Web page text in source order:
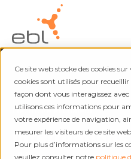
Ce site web stocke des cookies
cookies sont utilisés pour
façon dont vous interagissez
utilisons ces informations pour
votre expérience de navigation,
mesurer les visiteurs de ce site
Pour plus d’informations sur les
veuillez consulter notre politique
Électricité et chaleur